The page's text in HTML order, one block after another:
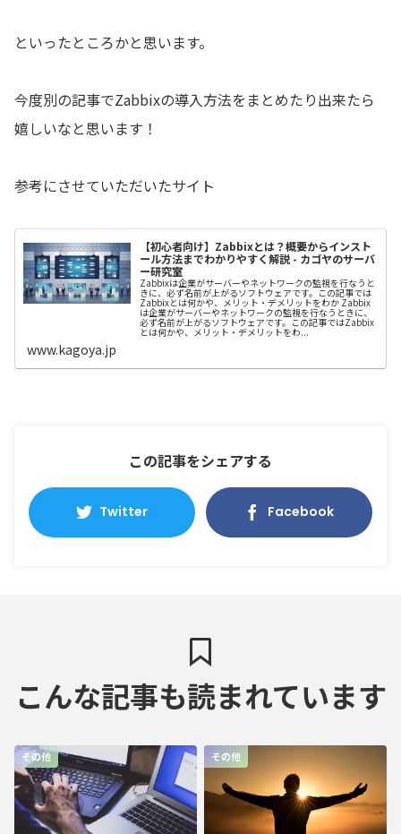
といったところかと思います。
今度別の記事でZabbixの導入方法をまとめたり出来たら
嬉しいなと思います！
参考にさせていただいたサイト
【初心者向け】Zabbixとは？概要からインスト
ール方法までわかりやすく解説 - カゴヤのサーバ
ー研究室
Zabbixは企業がサーバーやネットワークの監視を行なうと
きに、必ず名前が上がるソフトウェアです。この記事では
Zabbixとは何かや、メリット・デメリットをわか Zabbix
は企業がサーバーやネットワークの監視を行なうときに、
必ず名前が上がるソフトウェアです。この記事ではZabbix
とは何かや、メリット・デメリットをわ...
www.kagoya.jp
この記事をシェアする
Twitter Facebook
こんな記事も読まれています
その他 その他